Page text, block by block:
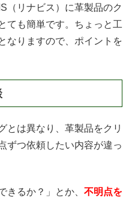
（リナビス）に革製品のク
ても簡単です。ちょっと工
なりますので、ポイントを
とは異なり、革製品をクリ
ずつ依頼したい内容が違っ
きるか？」とか、 不明点を